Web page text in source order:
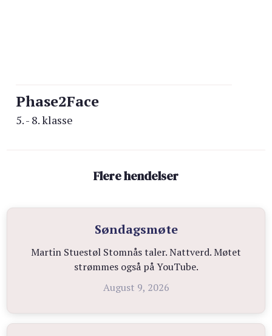
Phase2Face
5. - 8. klasse
Flere hendelser
Søndagsmøte
Martin Stuestøl Stomnås taler. Nattverd. Møtet
strømmes også på YouTube.
August 9, 2026